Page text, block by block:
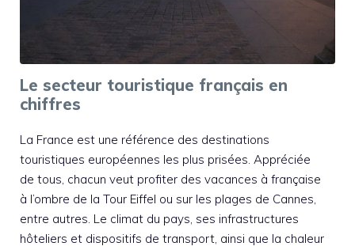
Le secteur touristique français en
chiffres
La France est une référence des destinations
touristiques européennes les plus prisées. Appréciée
de tous, chacun veut profiter des vacances à française
à l’ombre de la Tour Eiffel ou sur les plages de Cannes,
entre autres. Le climat du pays, ses infrastructures
hôteliers et dispositifs de transport, ainsi que la chaleur